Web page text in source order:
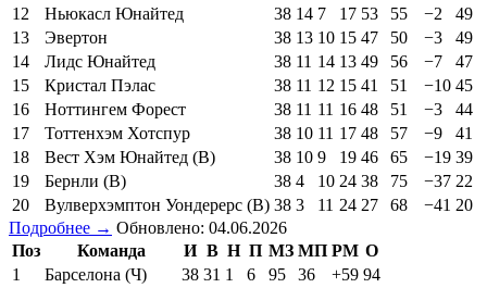
12
Ньюкасл Юнайтед 38 14 7 17 53 55 −2
49
13
Эвертон 38 13 10 15 47 50 −3
49
14
Лидс Юнайтед 38 11 14 13 49 56 −7
47
15
Кристал Пэлас 38 11 12 15 41 51 −10 45
16
Ноттингем Форест 38 11 11 16 48 51 −3
44
17
Тоттенхэм Хотспур 38 10 11 17 48 57 −9
41
18
Вест Хэм Юнайтед (В) 38 10 9 19 46 65 −19 39
19
Бернли (В) 38 4 10 24 38 75 −37 22
20
Вулверхэмптон Уондерерс (В) 38 3 11 24 27 68 −41 20
Подробнее → Обновлено: 04.06.2026
Поз
Команда И В Н П МЗ МП РМ О
1
Барселона (Ч) 38 31 1 6 95 36 +59 94